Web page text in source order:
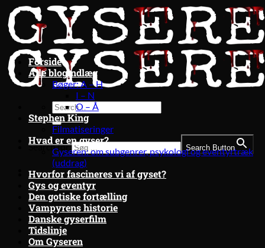
Fortsæt
til
indhold
Search for: Search Button
Forside
Alle blogindlæg
Bøger: A – H
I – N
O – Å
Stephen King
Filmatiseringer
Hvad er en gyser?
Gyseren: om subgenrer, psykologi og eventyrtræk
(uddrag)
Hvorfor fascineres vi af gyset?
Gys og eventyr
Den gotiske fortælling
Vampyrens historie
Danske gyserfilm
Tidslinje
Om Gyseren